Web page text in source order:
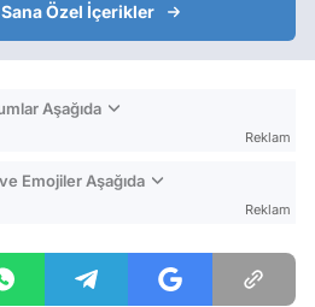
Özel İçerikler
Aşağıda
Reklam
Emojiler Aşağıda
Reklam